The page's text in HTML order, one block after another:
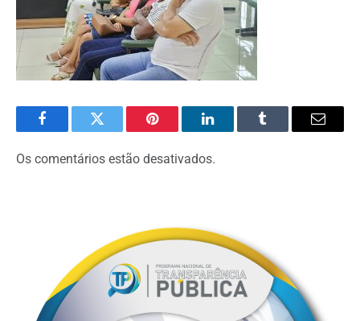
FacebookTwitter Pinterest O
LinkedIn
Tumblr
E-
Os comentários estão desativados.